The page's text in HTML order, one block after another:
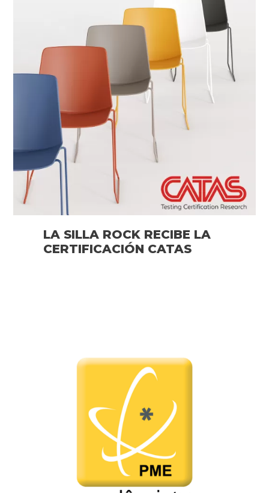
LA SILLA ROCK RECIBE LA
CERTIFICACIÓN CATAS